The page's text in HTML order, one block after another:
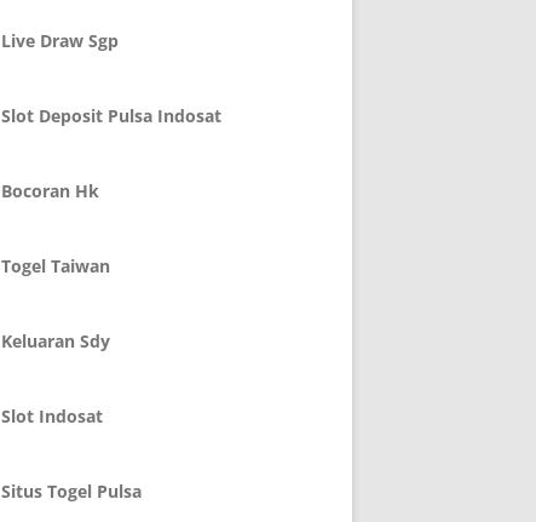
Live Draw Sgp
Slot Deposit Pulsa Indosat
Bocoran Hk
Togel Taiwan
Keluaran Sdy
Slot Indosat
Situs Togel Pulsa